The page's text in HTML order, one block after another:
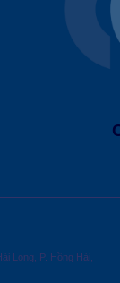
Long, P. Hồng Hải,